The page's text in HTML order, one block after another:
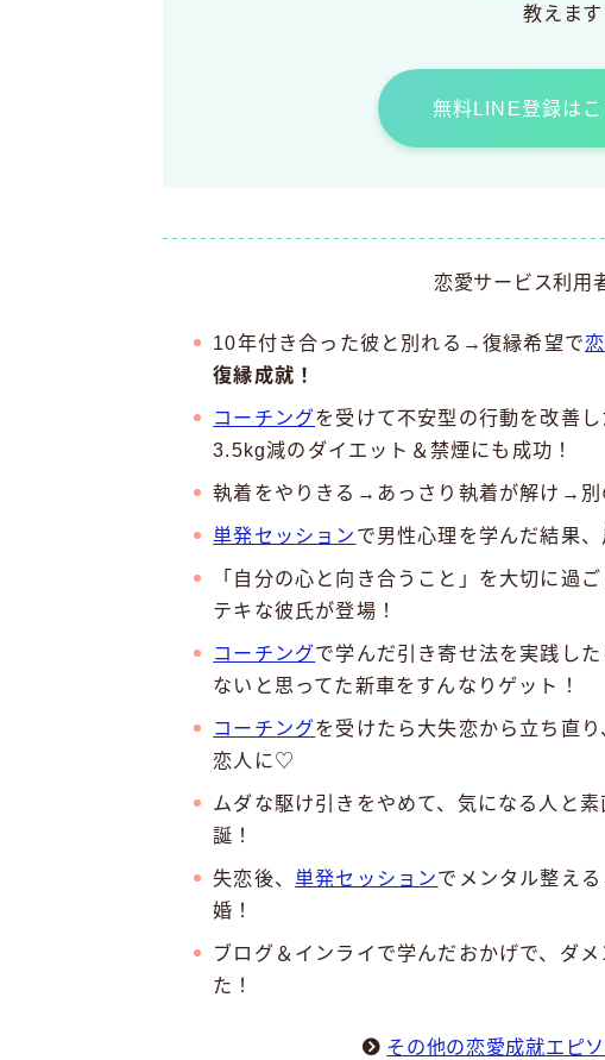
教えます
無料LINE登録は
恋愛サービス利用
10年付き合った彼と別れる→復縁希望で
復縁成就！
コーチングを受けて不安型の行動を改善
3.5kg減のダイエット＆禁煙にも成功！
執着をやりきる→あっさり執着が解け→別
単発セッション で男性心理を学んだ結果
「自分の心と向き合うこと」を大切に過
テキな彼氏が登場！
コーチングで学んだ引き寄せ法を実践し
ないと思ってた新車をすんなりゲット！
コーチングを受けたら大失恋から立ち直
恋人に♡
ムダな駆け引きをやめて、気になる人と
誕！
失恋後、単発セッションでメンタル整え
婚！
ブログ＆インライで学んだおかげで、ダ
た！
その他の恋愛成就エピ